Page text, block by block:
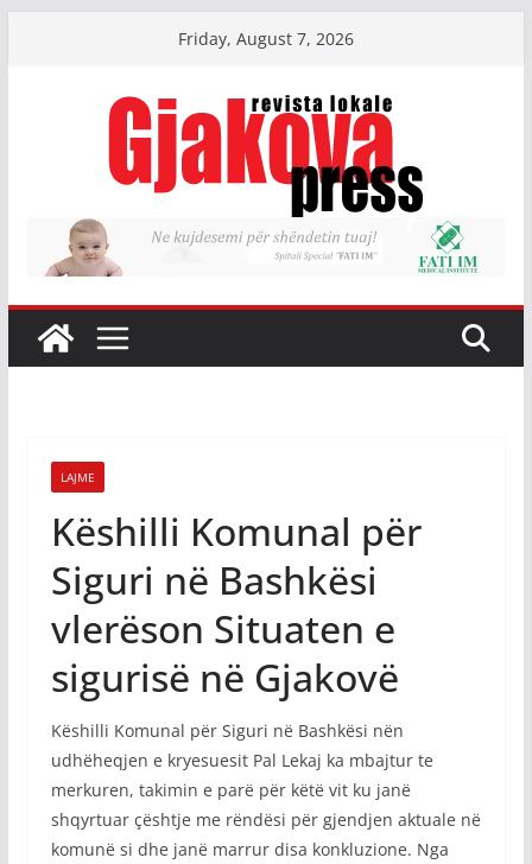
Friday, August 7, 2026
LAJME
Këshilli Komunal për
Siguri në Bashkësi
vlerëson Situaten e
sigurisë në Gjakovë
Këshilli Komunal për Siguri në Bashkësi nën
udhëheqjen e kryesuesit Pal Lekaj ka mbajtur te
merkuren, takimin e parë për këtë vit ku janë
shqyrtuar çështje me rëndësi për gjendjen aktuale në
komunë si dhe janë marrur disa konkluzione. Nga